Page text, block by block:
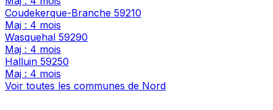
Coudekerque-Branche 59210
Maj : 4 mois
Wasquehal 59290
Maj : 4 mois
Halluin 59250
Maj : 4 mois
Voir toutes les communes de Nord